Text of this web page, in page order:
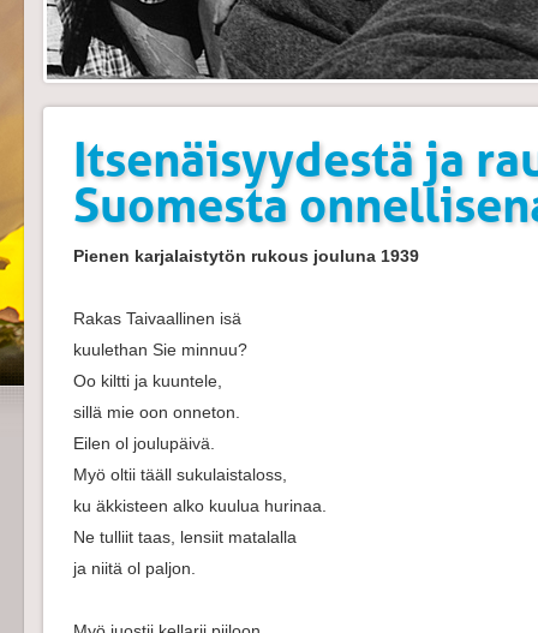
Itsenäisyydestä ja
Suomesta
Pienen karjalaistytön rukous jouluna 1939
Rakas Taivaallinen isä
kuulethan Sie minnuu?
Oo kiltti ja kuuntele,
sillä mie oon onneton.
Eilen ol joulupäivä.
Myö oltii tääll sukulaistaloss,
ku äkkisteen alko kuulua hurinaa.
Ne tulliit taas, lensiit matalalla
ja niitä ol paljon.